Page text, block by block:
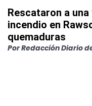
Rescataron a
incendio en
quemaduras
PorRedacción Diario